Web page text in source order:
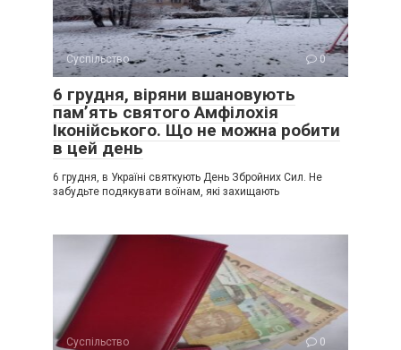
Суспільство 0
6 грудня, віряни вшановують
пам’ять святого Амфілохія
Іконійського. Що не можна робити
в цей день
6 грудня, в Україні святкують День Збройних Сил. Не
забудьте подякувати воїнам, які захищають
Суспільство 0